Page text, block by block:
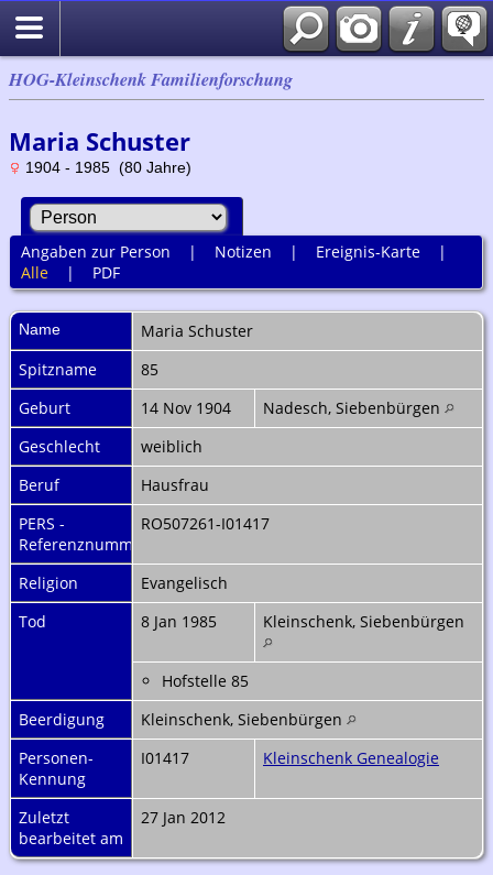
HOG-Kleinschenk Familienforschung
Maria Schuster
1904 - 1985 (80 Jahre)
Angaben zur Person | Notizen | Ereignis-Karte|
Alle| PDF
Name Maria Schuster
Spitzname
85
Geburt
14 Nov 1904
Nadesch, Siebenbürgen
Geschlecht
weiblich
Beruf
Hausfrau
PERS -
Referenznummer
RO507261-I01417
Religion
Evangelisch
Tod
8 Jan 1985 Kleinschenk, Siebenbürgen
Hofstelle 85
Beerdigung
Kleinschenk, Siebenbürgen
Personen-
Kennung
I01417 Kleinschenk Genealogie
Zuletzt
bearbeitet am
27 Jan 2012